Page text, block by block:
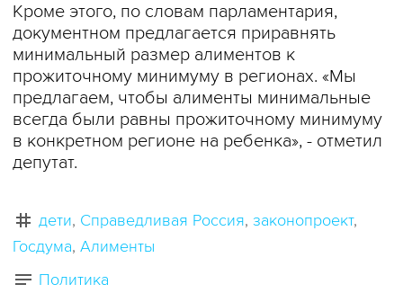
Кроме этого, по словам парламентария,
документном предлагается приравнять
минимальный размер алиментов к
прожиточному минимуму в регионах. «Мы
предлагаем, чтобы алименты минимальные
всегда были равны прожиточному минимуму
в конкретном регионе на ребенка», - отметил
депутат.
дети Справедливая Россия законопроект
Госдума Алименты
Политика